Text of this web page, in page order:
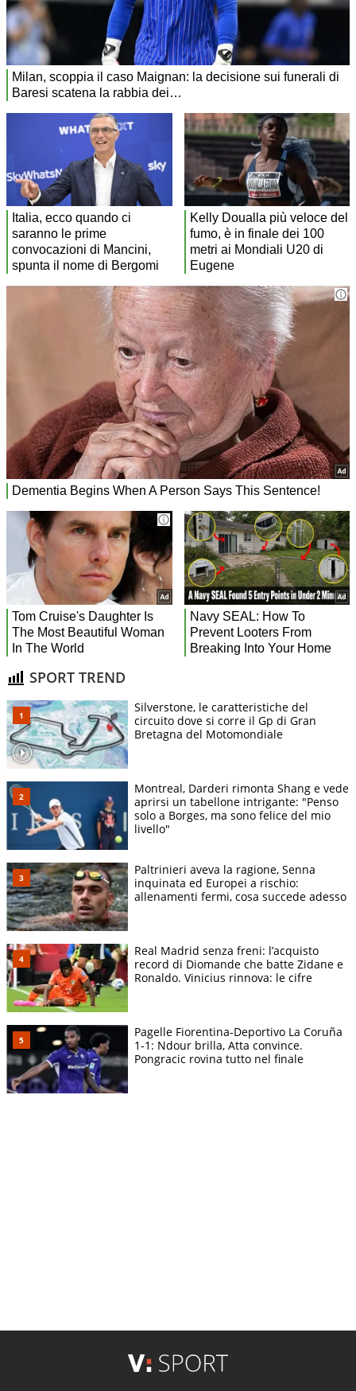
SPORT TREND
Silverstone, le caratteristiche del
circuito dove si corre il Gp di Gran
Bretagna del Motomondiale
Montreal, Darderi rimonta Shang e vede
aprirsi un tabellone intrigante: "Penso
solo a Borges, ma sono felice del mio
livello"
Paltrinieri aveva la ragione, Senna
inquinata ed Europei a rischio:
allenamenti fermi, cosa succede adesso
Real Madrid senza freni: l’acquisto
record di Diomande che batte Zidane e
Ronaldo. Vinicius rinnova: le cifre
Pagelle Fiorentina-Deportivo La Coruña
1-1: Ndour brilla, Atta convince.
Pongracic rovina tutto nel finale